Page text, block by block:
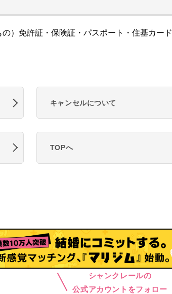
）免許証・保険証・パスポート・住基カード
キャンセルについて
TOPへ
シャンクレールの
公式アカウントをフォロー